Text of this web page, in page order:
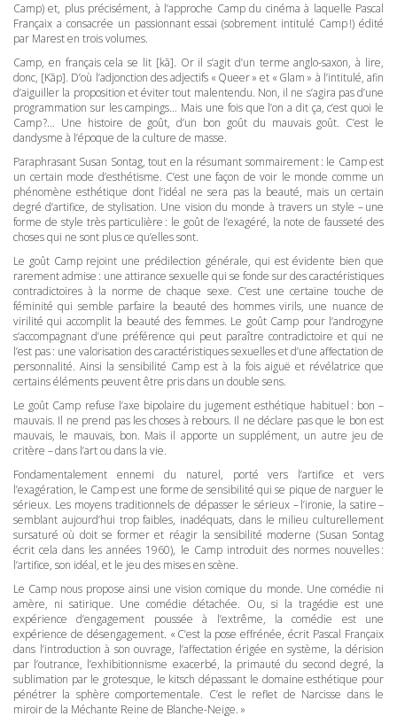
Camp) et, plus précisément, à l’approche Camp du cinéma à laquelle Pascal
Françaix a consacrée un passionnant essai (sobrement intitulé Camp !) édité
par Marest en trois volumes.
Camp, en français cela se lit [kã]. Or il s’agit d’un terme anglo-saxon, à lire,
donc, [Kãp]. D’où l’adjonction des adjectifs « Queer » et « Glam » à l’intitulé, afin
d’aiguiller la proposition et éviter tout malentendu. Non, il ne s’agira pas d’une
programmation sur les campings… Mais une fois que l’on a dit ça, c’est quoi le
Camp ?… Une histoire de goût, d’un bon goût du mauvais goût. C’est le
dandysme à l’époque de la culture de masse.
Paraphrasant Susan Sontag, tout en la résumant sommairement : le Camp est
un certain mode d’esthétisme. C’est une façon de voir le monde comme un
phénomène esthétique dont l’idéal ne sera pas la beauté, mais un certain
degré d’artifice, de stylisation. Une vision du monde à travers un style – une
forme de style très particulière : le goût de l’exagéré, la note de fausseté des
choses qui ne sont plus ce qu’elles sont.
Le goût Camp rejoint une prédilection générale, qui est évidente bien que
rarement admise : une attirance sexuelle qui se fonde sur des caractéristiques
contradictoires à la norme de chaque sexe. C’est une certaine touche de
féminité qui semble parfaire la beauté des hommes virils, une nuance de
virilité qui accomplit la beauté des femmes. Le goût Camp pour l’androgyne
s’accompagnant d’une préférence qui peut paraître contradictoire et qui ne
l’est pas : une valorisation des caractéristiques sexuelles et d’une affectation de
personnalité. Ainsi la sensibilité Camp est à la fois aiguë et révélatrice que
certains éléments peuvent être pris dans un double sens.
Le goût Camp refuse l’axe bipolaire du jugement esthétique habituel : bon –
mauvais. Il ne prend pas les choses à rebours. Il ne déclare pas que le bon est
mauvais, le mauvais, bon. Mais il apporte un supplément, un autre jeu de
critère – dans l’art ou dans la vie.
Fondamentalement ennemi du naturel, porté vers l’artifice et vers
l’exagération, le Camp est une forme de sensibilité qui se pique de narguer le
sérieux. Les moyens traditionnels de dépasser le sérieux – l’ironie, la satire –
semblant aujourd’hui trop faibles, inadéquats, dans le milieu culturellement
sursaturé où doit se former et réagir la sensibilité moderne (Susan Sontag
écrit cela dans les années 1960), le Camp introduit des normes nouvelles :
l’artifice, son idéal, et le jeu des mises en scène.
Le Camp nous propose ainsi une vision comique du monde. Une comédie ni
amère, ni satirique. Une comédie détachée. Ou, si la tragédie est une
expérience d’engagement poussée à l’extrême, la comédie est une
expérience de désengagement. « C’est la pose effrénée, écrit Pascal Françaix
dans l’introduction à son ouvrage, l’affectation érigée en système, la dérision
par l’outrance, l’exhibitionnisme exacerbé, la primauté du second degré, la
sublimation par le grotesque, le kitsch dépassant le domaine esthétique pour
pénétrer la sphère comportementale. C’est le reflet de Narcisse dans le
miroir de la Méchante Reine de Blanche-Neige. »